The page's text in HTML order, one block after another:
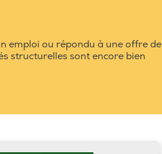
emploi ou répondu à une offre de
structurelles sont encore bien